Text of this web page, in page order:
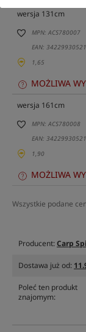
wersja 131cm
MPN: ACS780007
EAN:
1,65
MOŻLIWA
wersja 161cm
MPN: ACS780008
EAN:
1,90
MOŻLIWA
Wszystkie podane
Producent:Carp
Dostawa już od:
Poleć ten produkt
znajomym: